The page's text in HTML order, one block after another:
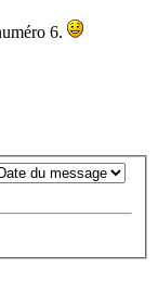
6.